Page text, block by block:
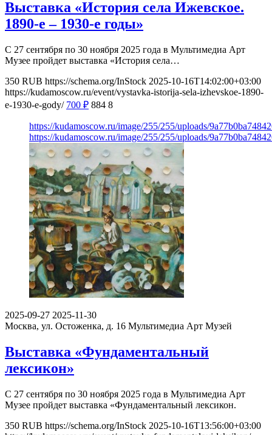
Выставка «История села Ижевское.
1890-е – 1930-е годы»
С 27 сентября по 30 ноября 2025 года в Мультимедиа Арт
Музее пройдет выставка «История села…
350 RUB https://schema.org/InStock 2025-10-16T14:02:00+03:00
https://kudamoscow.ru/event/vystavka-istorija-sela-izhevskoe-1890-
e-1930-e-gody/ 700 ₽ 884 8
https://kudamoscow.ru/image/255/255/uploads/
https://kudamoscow.ru/image/255/255/uploads/
2025-09-27 2025-11-30
Москва, ул. Остоженка, д. 16 Мультимедиа Арт Музей
Выставка «Фундаментальный
лексикон»
С 27 сентября по 30 ноября 2025 года в Мультимедиа Арт
Музее пройдет выставка «Фундаментальный лексикон.
350 RUB https://schema.org/InStock 2025-10-16T13:56:00+03:00